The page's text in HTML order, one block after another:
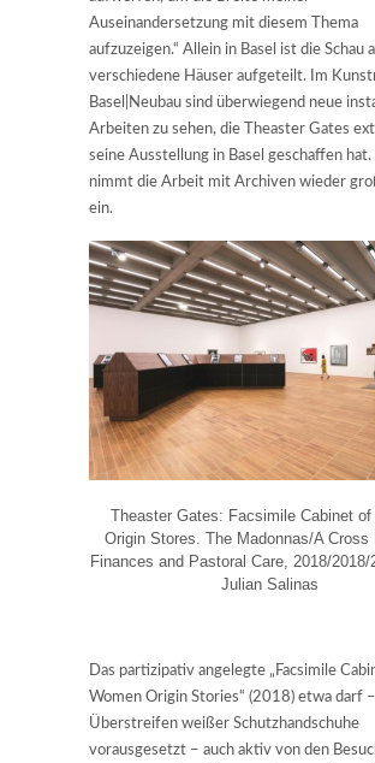
Auseinandersetzung mit diesem Thema
aufzuzeigen.“ Allein in Basel ist die Schau
verschiedene Häuser aufgeteilt. Im
Basel|Neubau sind überwiegend neue
Arbeiten zu sehen, die Theaster Gates
seine Ausstellung in Basel geschaffen
nimmt die Arbeit mit Archiven wieder
ein.
Theaster Gates: Facsimile Cabinet of
Origin Stores. The Madonnas/A Cross
Finances and Pastoral Care, 2018/2018/
Julian Salinas
Das partizipativ angelegte „Facsimile
Women Origin Stories“ (2018) etwa darf
Überstreifen weißer Schutzhandschuhe
vorausgesetzt – auch aktiv von den